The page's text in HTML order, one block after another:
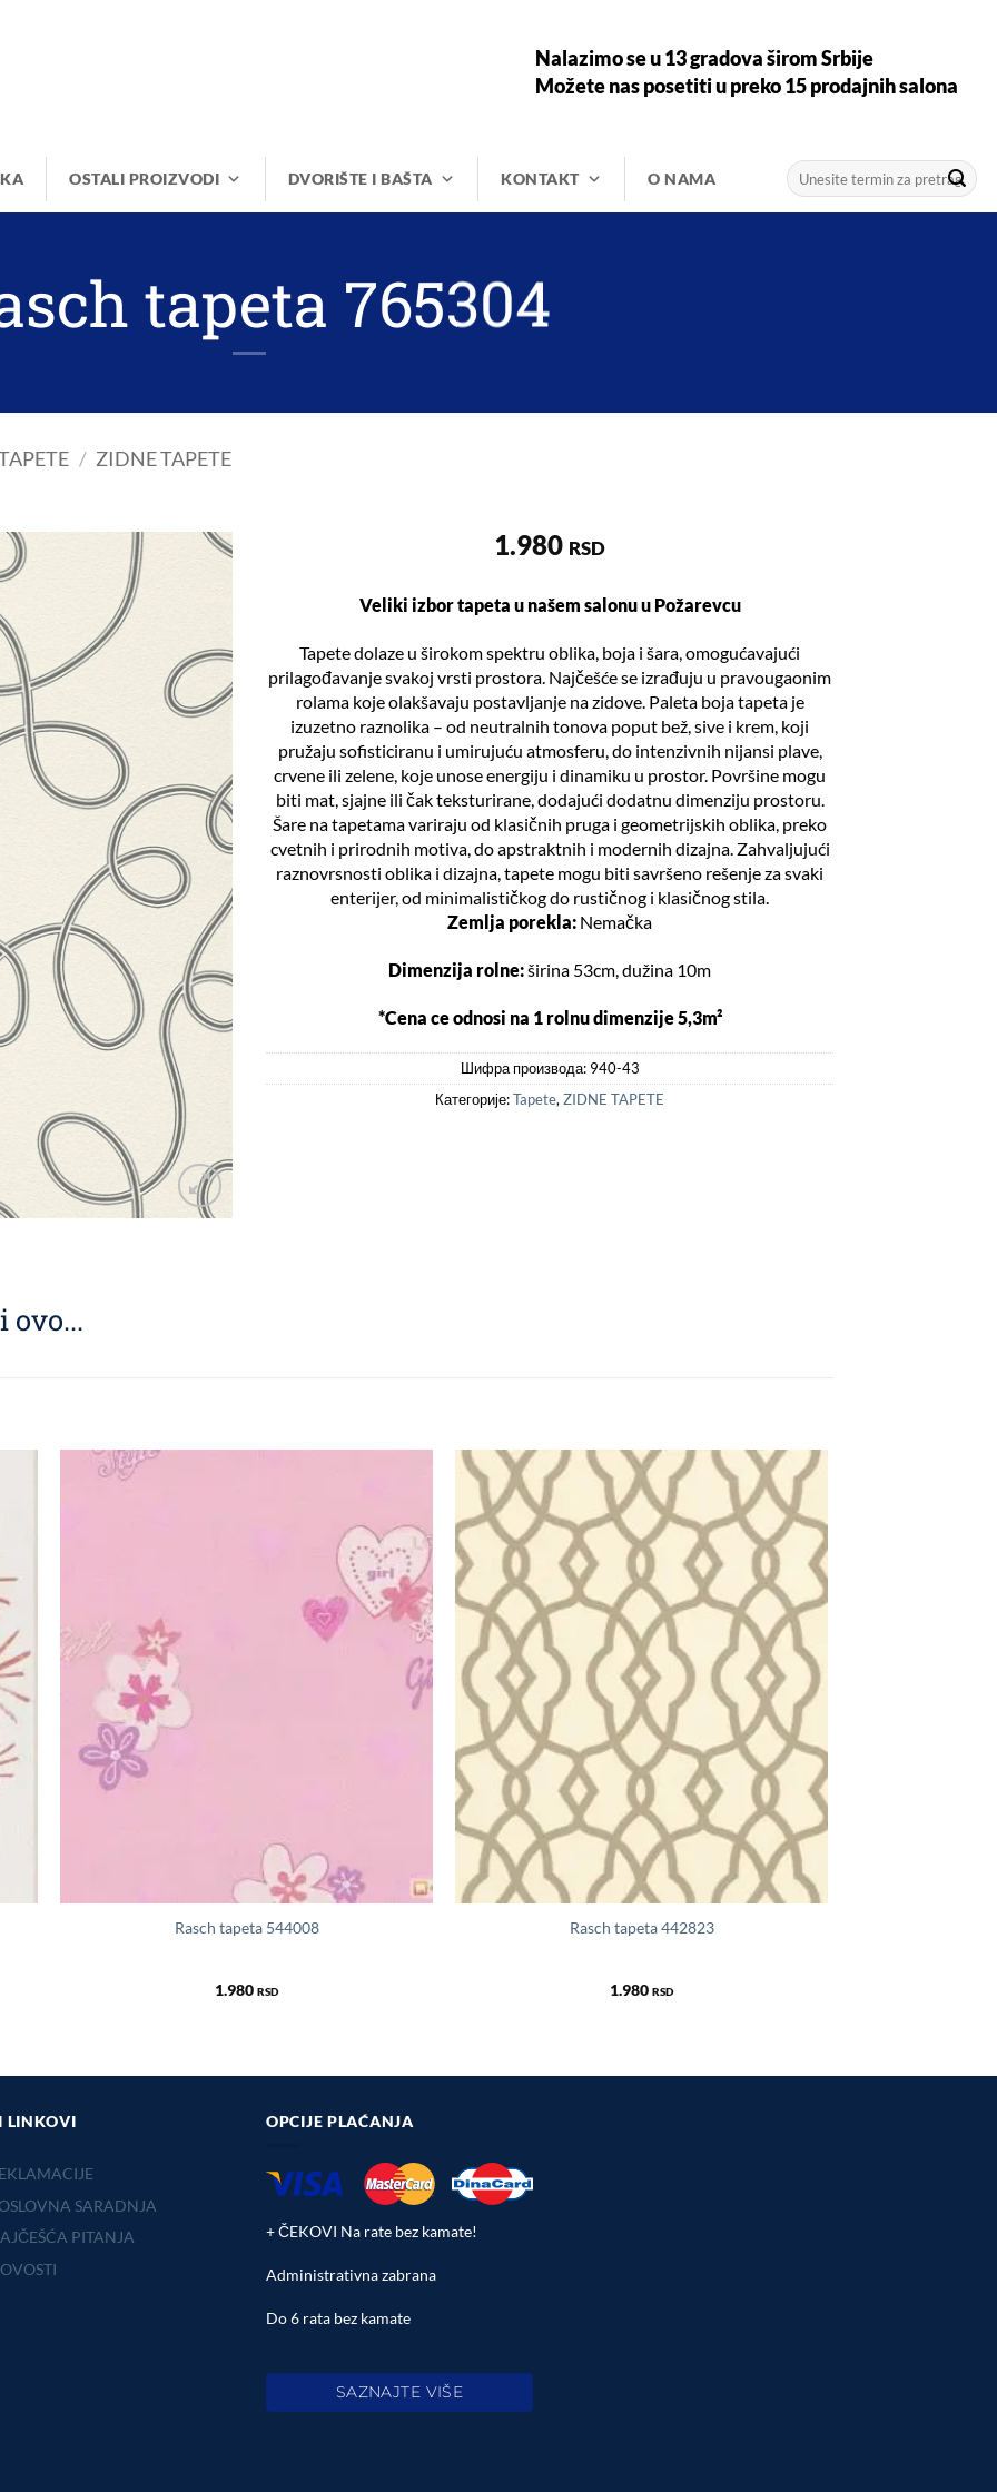
Nalazimo se u 13 gradova širom Srbije
Možete nas posetiti u preko 15 prodajnih salona
OSTALI PROIZVODI DVORIŠTE I BAŠTA KONTAKT O NAMA
Претрага
за:
tapeta 765304
/ ZIDNE TAPETE
1.980 RSD
Veliki izbor tapeta u našem salonu u Požarevcu
Tapete dolaze u širokom spektru oblika, boja i šara, omogućavajući
prilagođavanje svakoj vrsti prostora. Najčešće se izrađuju u pravougaonim
rolama koje olakšavaju postavljanje na zidove. Paleta boja tapeta je
izuzetno raznolika – od neutralnih tonova poput bež, sive i krem, koji
pružaju sofisticiranu i umirujuću atmosferu, do intenzivnih nijansi plave,
crvene ili zelene, koje unose energiju i dinamiku u prostor. Površine mogu
biti mat, sjajne ili čak teksturirane, dodajući dodatnu dimenziju prostoru.
Šare na tapetama variraju od klasičnih pruga i geometrijskih oblika, preko
cvetnih i prirodnih motiva, do apstraktnih i modernih dizajna. Zahvaljujući
raznovrsnosti oblika i dizajna, tapete mogu biti savršeno rešenje za svaki
enterijer, od minimalističkog do rustičnog i klasičnog stila.
Zemlja porekla: Nemačka
Dimenzija rolne:širina 53cm, dužina 10m
*Cena ce odnosi na 1 rolnu dimenzije 5,3m²
Шифра производа: 940-43
Категорије:Tapete,ZIDNE TAPETE
ovo...
Rasch tapeta 544008
1.980RSD
Rasch tapeta 442823
1.980RSD
LINKOVI
SARADNJA
PITANJA
OPCIJE PLAĆANJA
+ ČEKOVI Na rate bez kamate!
Administrativna zabrana
Do 6 rata bez kamate
SAZNAJTE VIŠE